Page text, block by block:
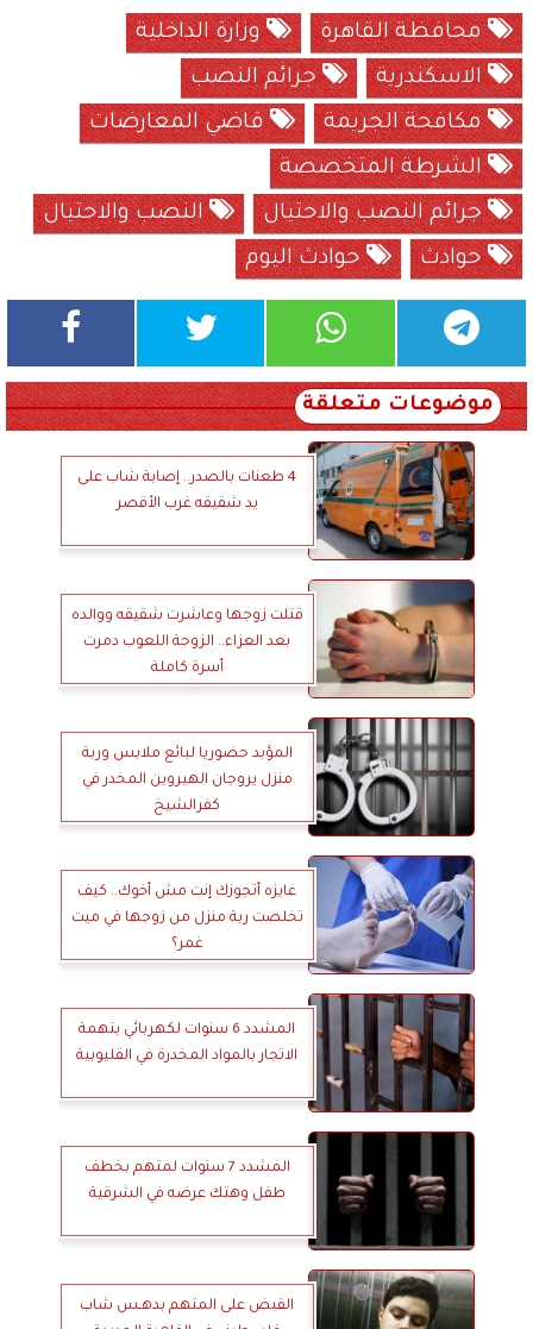
محافظة القاهرة
وزارة الداخلية
الاسكندرية
جرائم النصب
مكافحة الجريمة
قاضي المعارضات
الشرطة المتخصصة
جرائم النصب والاحتيال
النصب والاحتيال
حوادث
حوادث اليوم
موضوعات متعلقة
4 طعنات بالصدر.. إصابة شاب على
يد شقيقه غرب الأقصر
قتلت زوجها وعاشرت شقيقه ووالده
بعد العزاء.. الزوجة اللعوب دمرت
أسرة كاملة
المؤبد حضوريا لبائع ملابس وربة
منزل يروجان الهيروين المخدر في
كفرالشيخ
عايزه أتجوزك إنت مش أخوك.. كيف
تخلصت ربة منزل من زوجها في ميت
غمر؟
المشدد 6 سنوات لكهربائي بتهمة
الاتجار بالمواد المخدرة في القليوبية
المشدد 7 سنوات لمتهم بخطف
طفل وهتك عرضه في الشرقية
القبض على المتهم بدهـس شاب